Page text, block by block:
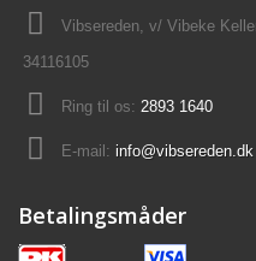
Vibsereden, v/ Vibeke
34116105
Ring til os: 2893 1640
E-mail: info@vibsereden.dk
Betalingsmåder